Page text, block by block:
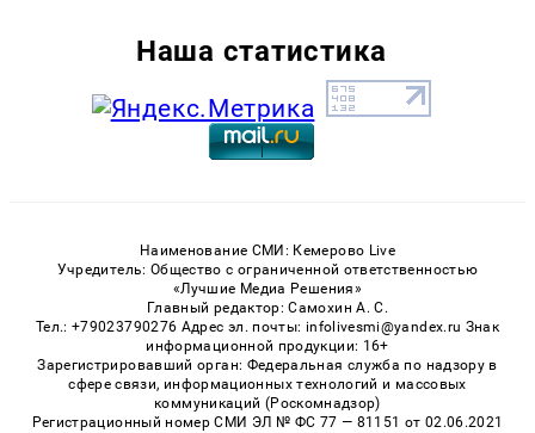
Наша статистика
Наименование СМИ: Кемерово Live
Учредитель: Общество с ограниченной ответственностью
«Лучшие Медиа Решения»
Главный редактор: Самохин А. С.
Тел.: +79023790276 Адрес эл. почты: infolivesmi@yandex.ru Знак
информационной продукции: 16+
Зарегистрировавший орган: Федеральная служба по надзору в
сфере связи, информационных технологий и массовых
коммуникаций (Роскомнадзор)
Регистрационный номер СМИ ЭЛ № ФС 77 — 81151 от 02.06.2021